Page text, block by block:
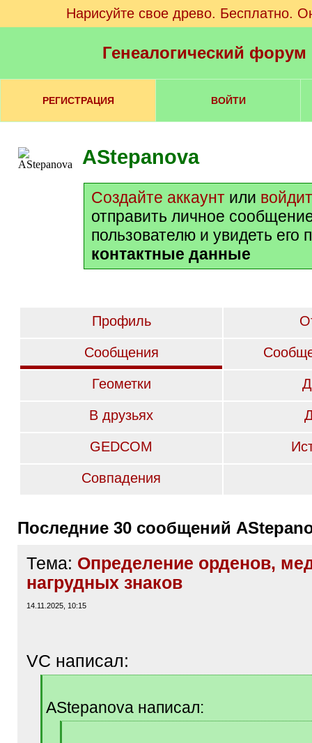
Нарисуйте свое древо. Бесплатно.
Генеалогический
РЕГИСТРАЦИЯ ВОЙТИ
AStepanova
Создайте аккаунт или
отправить личное
пользователю и увидеть его
контактные данные
Профиль
Сообщения
Геометки
В друзьях
GEDCOM
Совпадения
Последние 30 сообщений
Тема: Определение орденов,
нагрудных знаков
14.11.2025, 10:15
VC написал:
]AStepanova написал: